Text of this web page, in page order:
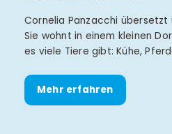
Cornelia Panzacchi übersetzt
Sie wohnt in einem kleinen
es viele Tiere gibt: Kühe,
Mehr erfahren